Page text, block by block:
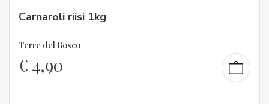
Carnaroli riisi 1kg
Terre del Bosco
€4,90